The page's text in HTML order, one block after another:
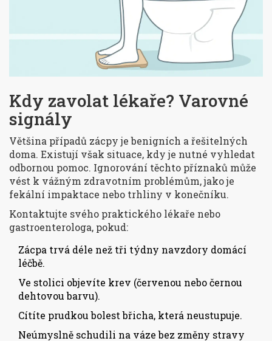
Kdy zavolat lékaře? Varovné
signály
Většina případů zácpy je benigních a řešitelných
doma. Existují však situace, kdy je nutné vyhledat
odbornou pomoc. Ignorování těchto příznaků může
vést k vážným zdravotním problémům, jako je
fekální impaktace nebo trhliny v konečníku.
Kontaktujte svého praktického lékaře nebo
gastroenterologa, pokud:
Zácpa trvá déle než tři týdny navzdory domácí
léčbě.
Ve stolici objevíte krev (červenou nebo černou
dehtovou barvu).
Cítíte prudkou bolest břicha, která neustupuje.
Neúmyslně schudili na váze bez změny stravy